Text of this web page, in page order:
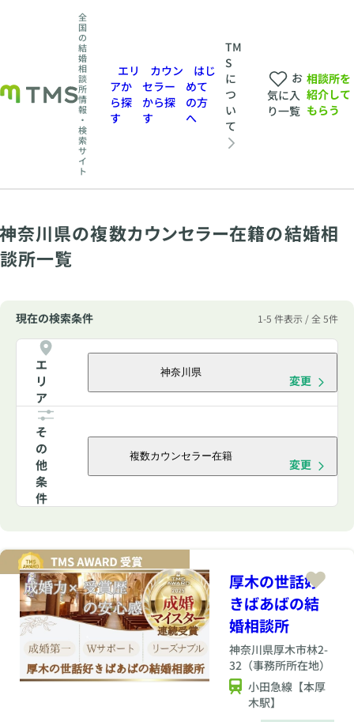
全
国
の
結
婚
相
談
所
情
報
・
検
索
サ
イ
ト
エリ
アか
ら探
す
カウン
セラー
から探
す
はじ
めて
の方
へ
TM
S
に
つ
い
て
お
気に入
り一覧
相談所を
紹介して
もらう
奈川県の複数カウンセラー在籍の結婚相
談所一覧
現在の検索条件 1-5 件表示 / 全 5件
エ
リ
ア
神奈川県
変更
そ
の
他
条
件
複数カウンセラー在籍
変更
厚木の世話好
きばあばの結
婚相談所
神奈川県厚木市林2-
32（事務所所在地）
小田急線【本厚
木駅】